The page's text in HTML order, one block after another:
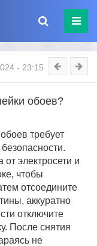
- 23:15
обоев?
требует
электросети и
чтобы
отсоедините
аккуратно
отключите
После снятия
не